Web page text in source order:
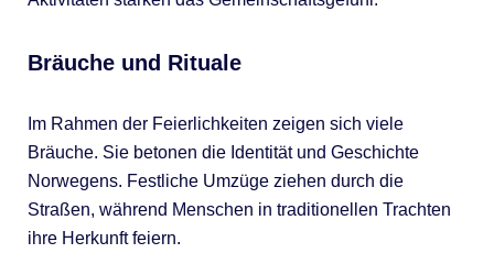
Bräuche und Rituale
Im Rahmen der Feierlichkeiten zeigen sich viele
Bräuche. Sie betonen die Identität und Geschichte
Norwegens. Festliche Umzüge ziehen durch die
Straßen, während Menschen in traditionellen Trachten
ihre Herkunft feiern.